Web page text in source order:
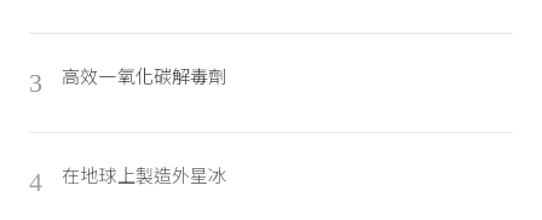
3 高效一氧化碳解毒劑
4 在地球上製造外星冰